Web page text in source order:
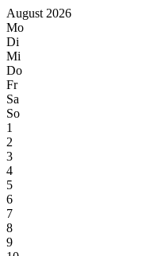
August 2026
Mo
Di
Mi
Do
Fr
Sa
So
1
2
3
4
5
6
7
8
9